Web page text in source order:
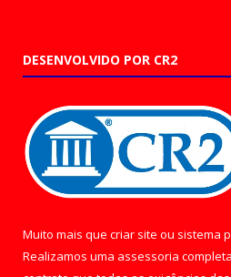
DESENVOLVIDO POR CR2
Muito mais que criar site ou sistema
Realizamos uma assessoria